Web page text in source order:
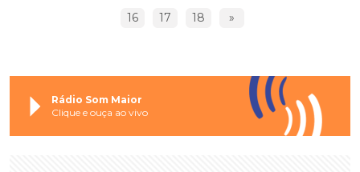
16 17 18 »
Rádio Som Maior
Clique e ouça ao vivo